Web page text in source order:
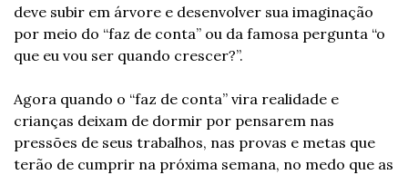
deve subir em árvore e desenvolver sua imaginação
por meio do “faz de conta” ou da famosa pergunta “o
que eu vou ser quando crescer?”.
Agora quando o “faz de conta” vira realidade e
crianças deixam de dormir por pensarem nas
pressões de seus trabalhos, nas provas e metas que
terão de cumprir na próxima semana, no medo que as